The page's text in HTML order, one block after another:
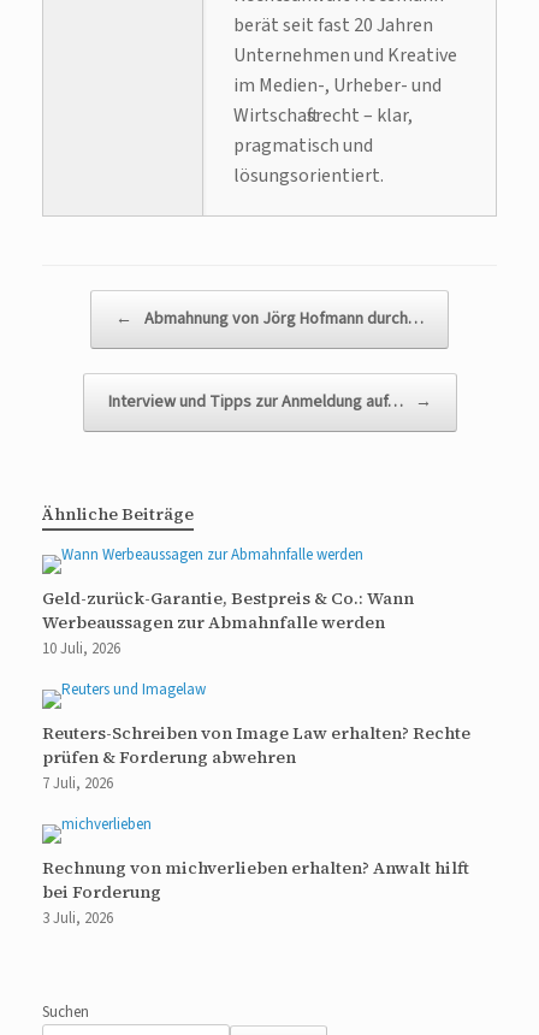
berät seit fast 20 Jahren
Unternehmen und Kreative
im Medien-, Urheber- und
Wirtschaftsrecht – klar,
pragmatisch und
lösungsorientiert.
← Abmahnung von Jörg Hofmann durch…
Interview und Tipps zur Anmeldung auf… →
Ähnliche Beiträge
Geld-zurück-Garantie, Bestpreis & Co.: Wann
Werbeaussagen zur Abmahnfalle werden
10 Juli, 2026
Reuters-Schreiben von Image Law erhalten? Rechte
prüfen & Forderung abwehren
7 Juli, 2026
Rechnung von michverlieben erhalten? Anwalt hilft
bei Forderung
3 Juli, 2026
Suchen